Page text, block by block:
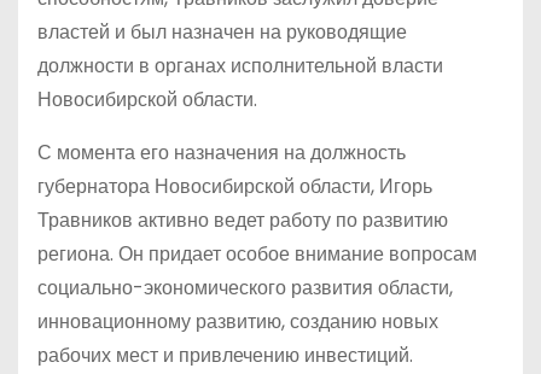
властей и был назначен на руководящие
должности в органах исполнительной власти
Новосибирской области.
С момента его назначения на должность
губернатора Новосибирской области, Игорь
Травников активно ведет работу по развитию
региона. Он придает особое внимание вопросам
социально-экономического развития области,
инновационному развитию, созданию новых
рабочих мест и привлечению инвестиций.